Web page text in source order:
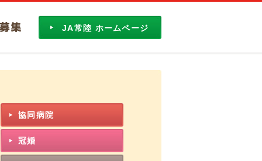
JA常陸 ホームページ
協同病院
冠婚